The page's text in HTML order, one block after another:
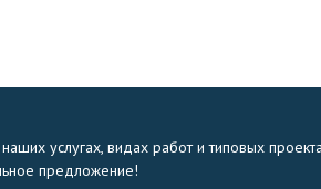
услугах, видах работ и типовых
предложение!